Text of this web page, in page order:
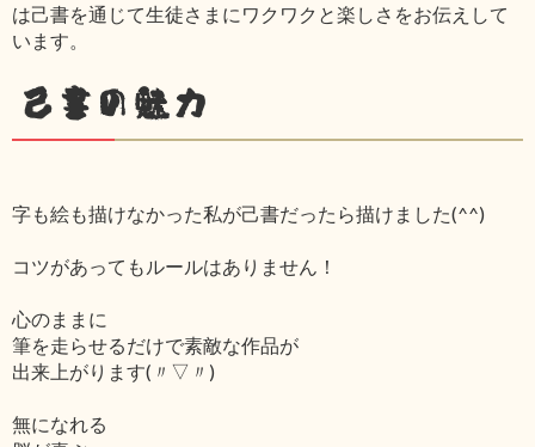
は己書を通じて生徒さまにワクワクと楽しさをお伝えして
います。
己書の魅力
字も絵も描けなかった私が己書だったら描けました(^^)
コツがあってもルールはありません！
心のままに
筆を走らせるだけで素敵な作品が
出来上がります(〃▽〃)
無になれる